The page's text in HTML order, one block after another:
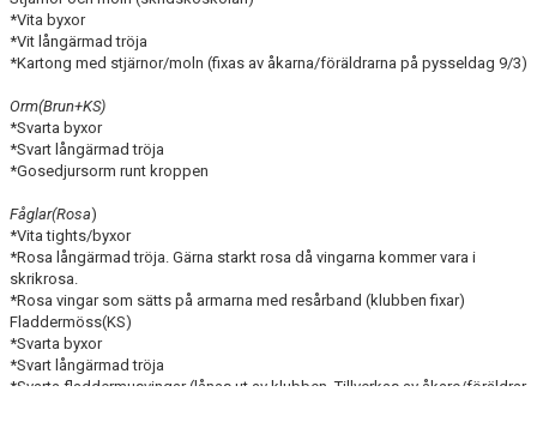
*Vita byxor
*Vit långärmad tröja
*Kartong med stjärnor/moln (fixas av åkarna/föräldrarna på pysseldag 9/3)
Orm(Brun+KS)
*Svarta byxor
*Svart långärmad tröja
*Gosedjursorm runt kroppen
Fåglar(Rosa)
*Vita tights/byxor
*Rosa långärmad tröja. Gärna starkt rosa då vingarna kommer vara i
skrikrosa.
*Rosa vingar som sätts på armarna med resårband (klubben fixar)
Fladdermöss(KS)
*Svarta byxor
*Svart långärmad tröja
*Svarta fladdermusvingar (lånas ut av klubben. Tillverkas av åkare/föräldrar